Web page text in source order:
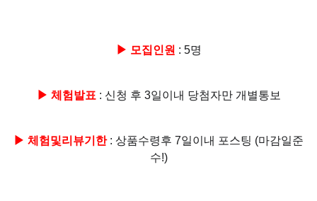
▶ 모집인원 : 5명
▶ 체험발표 : 신청 후 3일이내 당첨자만 개별통보
▶ 체험및리뷰기한: 상품수령후 7일이내 포스팅 (마감일준
수!)